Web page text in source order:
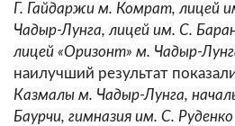
Г. Гайдаржи м. Комрат, лицей
Чадыр-Лунга, лицей им. С.
лицей «Оризонт» м. Чадыр-
наилучший результат
Казмалы м. Чадыр-Лунга,
Баурчи, гимназия им. С.